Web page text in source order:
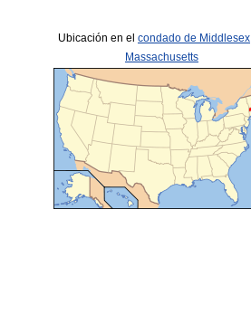
Ubicación en el condado de Middlesex
Massachusetts